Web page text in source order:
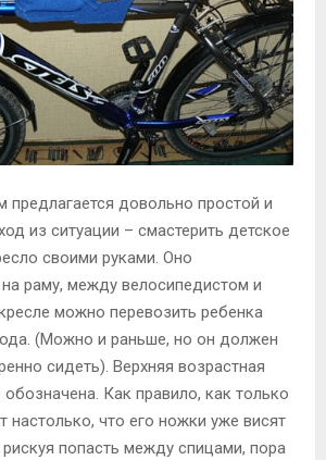
предлагается довольно простой и
из ситуации – смастерить детское
своими руками. Оно
на раму, между велосипедистом и
можно перевозить ребенка
(Можно и раньше, но он должен
сидеть). Верхняя возрастная
обозначена. Как правило, как только
настолько, что его ножки уже висят
попасть между спицами, пора